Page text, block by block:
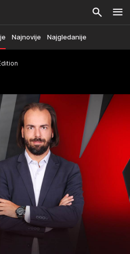
Najnovije Najgledanije